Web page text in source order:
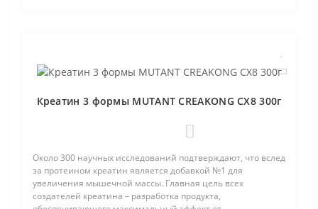
Креатин 3 формы MUTANT CREAKONG CX8 300г
Около 300 научных исследований подтверждают, что вслед
за протеином креатин является добавкой №1 для
увеличения мышечной массы. Главная цель всех
создателей креатина – разработка продукта,